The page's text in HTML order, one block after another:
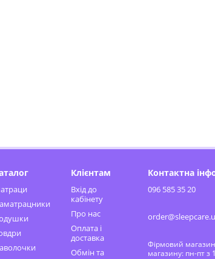
Клієнтам
Вхід до
кабінету
Про нас
Оплата і
доставка
Обмін та
Контактна
096 585 35 20
Фірмовий
магазину: пн-пт з